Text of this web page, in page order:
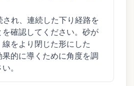
れ、連続した下り経路を
確認してください。砂が
をより閉じた形にした
的に導くために角度を調
。